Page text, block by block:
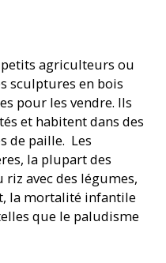
agriculteurs ou
sculptures en bois
pour les vendre. Ils
et habitent dans des
de paille. Les
la plupart des
avec des légumes,
la mortalité infantile
que le paludisme